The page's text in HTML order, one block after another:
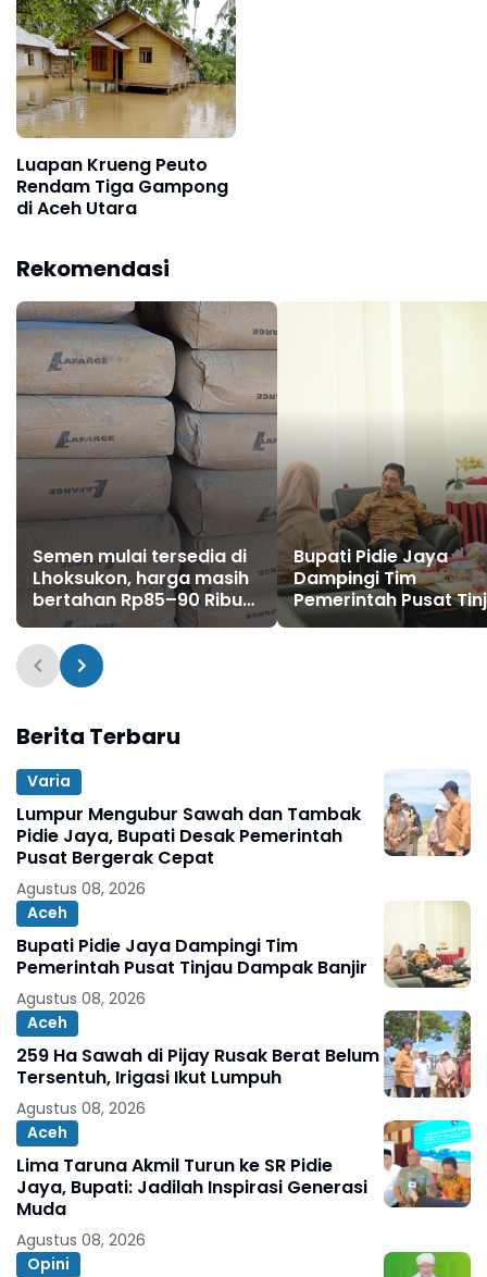
Luapan Krueng Peuto
Rendam Tiga Gampong
di Aceh Utara
Rekomendasi
Semen mulai tersedia di
Lhoksukon, harga masih
bertahan Rp85–90 Ribu
per sak
Bupati Pidie Jaya
Dampingi Tim
Pemerintah Pusat
Dampak Banjir
Berita Terbaru
Varia
Lumpur Mengubur Sawah dan Tambak
Pidie Jaya, Bupati Desak Pemerintah
Pusat Bergerak Cepat
Agustus 08, 2026
Aceh
Bupati Pidie Jaya Dampingi Tim
Pemerintah Pusat Tinjau Dampak Banjir
Agustus 08, 2026
Aceh
259 Ha Sawah di Pijay Rusak Berat Belum
Tersentuh, Irigasi Ikut Lumpuh
Agustus 08, 2026
Aceh
Lima Taruna Akmil Turun ke SR Pidie
Jaya, Bupati: Jadilah Inspirasi Generasi
Muda
Agustus 08, 2026
Opini